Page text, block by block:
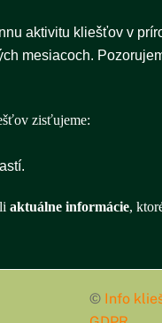
aktivitu kliešťov v
mesiacoch.
zisťujeme:
aktuálne informácie,
© Info